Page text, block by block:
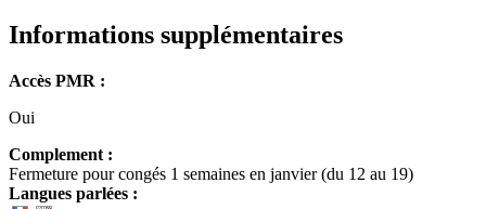
Informations supplémentaires
Accès PMR :
Oui
Complement :
Fermeture pour congés 1 semaines en janvier (du 12 au 19)
Langues parlées :